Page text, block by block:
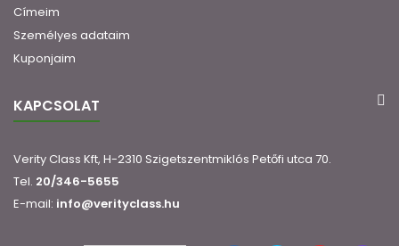
Címeim
Személyes adataim
Kuponjaim
KAPCSOLAT
Verity Class Kft, H-2310 Szigetszentmiklós Petőfi utca 70.
Tel. 20/346-5655
E-mail: info@verityclass.hu